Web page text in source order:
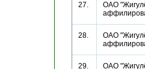
27.
ОАО
28.
ОАО
29. ОАО